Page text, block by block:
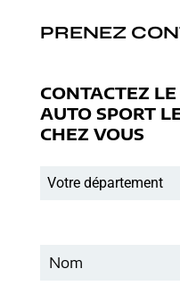
PRENEZ
CONTACTEZ
AUTO SPORT
CHEZ VOUS
Votre département